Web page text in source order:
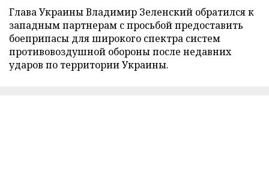
Глава Украины Владимир Зеленский обратился к
западным партнерам с просьбой предоставить
боеприпасы для широкого спектра систем
противовоздушной обороны после недавних
ударов по территории Украины.